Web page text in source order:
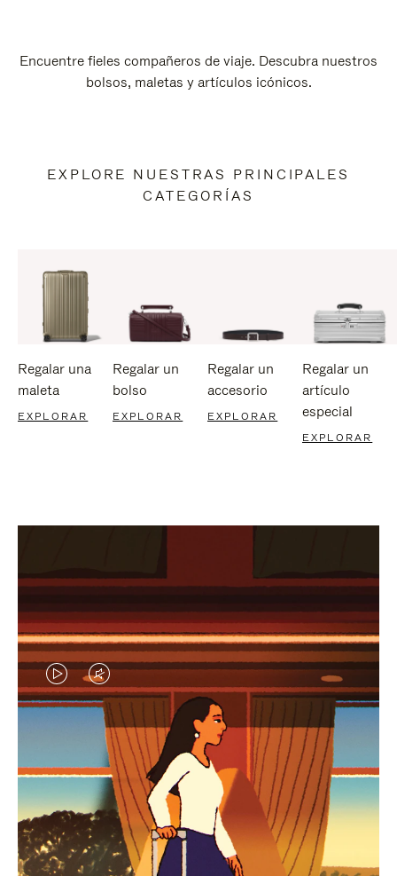
Encuentre fieles compañeros de viaje. Descubra nuestros
bolsos, maletas y artículos icónicos.
EXPLORE NUESTRAS PRINCIPALES
CATEGORÍAS
Regalar una
maleta
EXPLORAR
Regalar un
bolso
EXPLORAR
Regalar un
accesorio
EXPLORAR
Regalar un
artículo
especial
EXPLORAR
EL
VÍDEO
ESTÁ
PAUSADO,
PULSE
EL
SONIDO
DEL
VÍDEO
ESTÁ
DESACTIVADO:
IDAS DE REGALO CUIDADOSAMENTE ELEGIDAS
Encuentre su compañero de
viaje ideal